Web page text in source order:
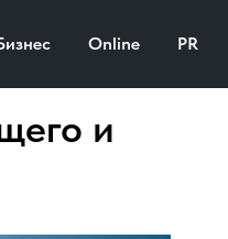
Online PR
и